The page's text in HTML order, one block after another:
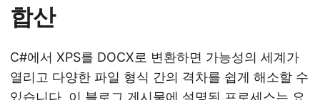
합산
C#에서 XPS를 DOCX로 변환하면 가능성의 세계가
열리고 다양한 파일 형식 간의 격차를 쉽게 해소할 수
있습니다. 이 블로그 게시물에 설명된 프로세스는 요